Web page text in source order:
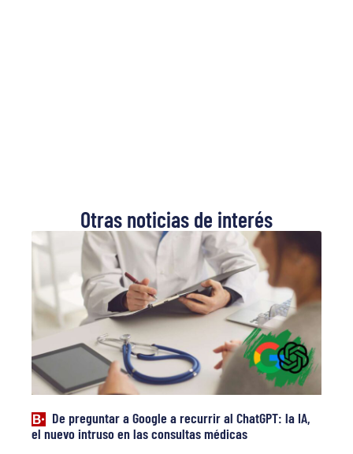
Otras noticias de interés
De preguntar a Google a recurrir al ChatGPT: la IA,
el nuevo intruso en las consultas médicas